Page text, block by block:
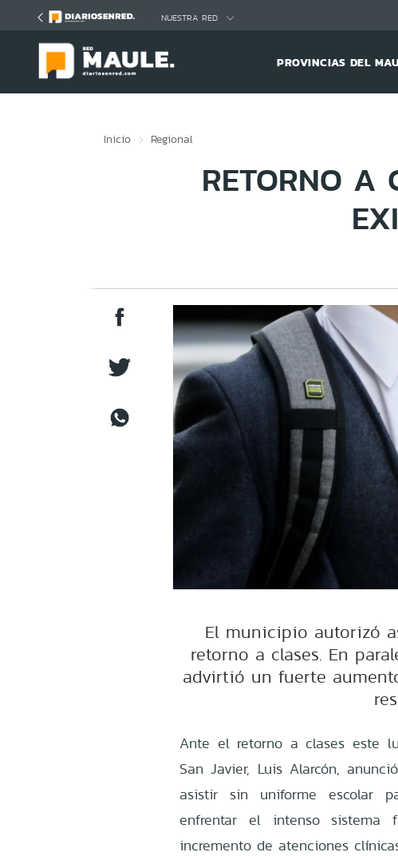
NUESTRA RED
PROVINCIAS DEL
Inicio Regional
RETORNO A
El municipio autorizó
retorno a clases. En
advirtió un fuerte
Ante el retorno a clases este
San Javier, Luis Alarcón,
asistir sin uniforme escolar
enfrentar el intenso sistema
incremento de atenciones